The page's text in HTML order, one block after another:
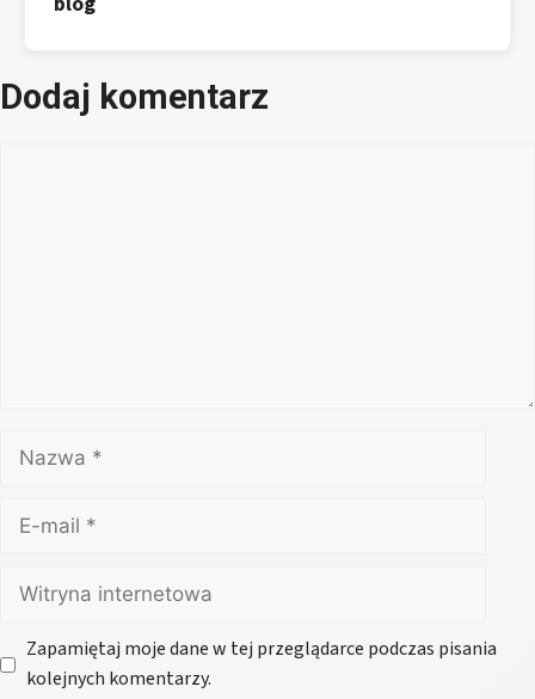
Dodaj komentarz
Nazwa
mail
Witryna
internetowa
Zapamiętaj moje dane w tej przeglądarce podczas pisania
kolejnych komentarzy.